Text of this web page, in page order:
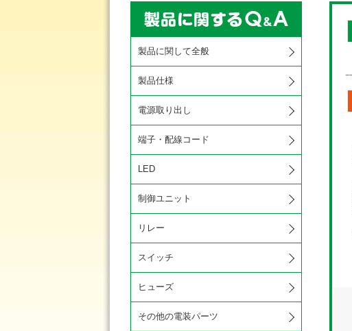
製品に関して全般
製品仕様
電源取り出し
端子・配線コード
LED
制御ユニット
リレー
スイッチ
ヒューズ
その他の電装パーツ